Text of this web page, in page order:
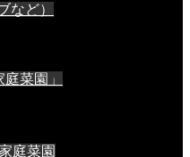
など）
菜園」
庭菜園